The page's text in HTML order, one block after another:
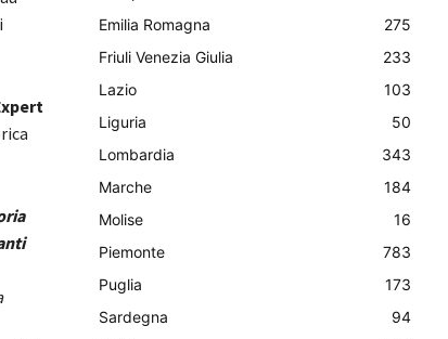
Emilia Romagna
275
Friuli Venezia Giulia
233
Lazio
103
Liguria
50
Lombardia
343
Marche
184
Molise
16
Piemonte
783
Puglia
173
Sardegna
94